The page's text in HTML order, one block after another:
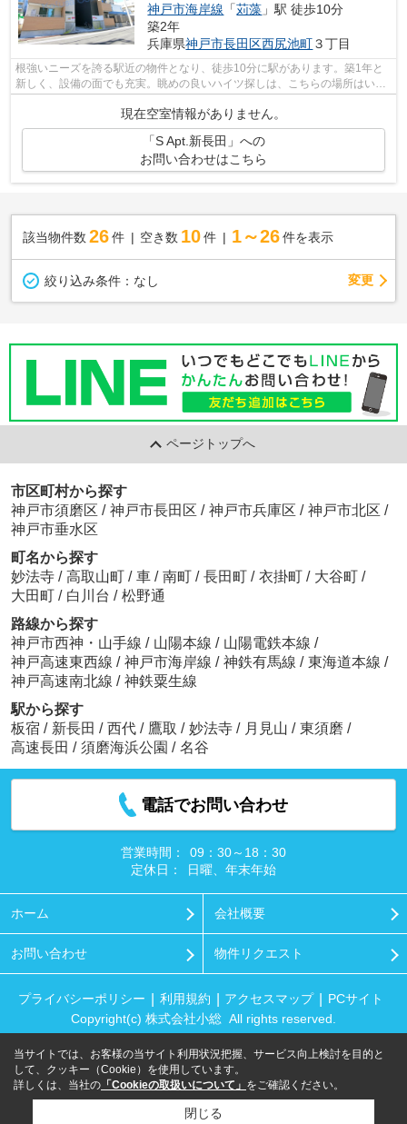
神戸市海岸線 「苅藻 」駅 徒歩10分
築2年
兵庫県神戸市長田区西尻池町３丁目
根強いニーズを誇る駅近の物件となり、徒歩10分に駅があります。築1年と
新しく、設備の面でも充実。眺めの良いハイツ探しは、こちらの場所はいか
がですか。日が当たるハイツです。神戸...
現在空室情報がありません。
「S Apt.新長田」への
お問い合わせはこちら
該当物件数 26件 空き数 10 件 1～26 件を表示
絞り込み条件： なし 変更
ページトップへ
市区町村から探す
神戸市須磨区 / 神戸市長田区 / 神戸市兵庫区 / 神戸市北区 /
神戸市垂水区
町名から探す
妙法寺 / 高取山町 / 車 / 南町 / 長田町 / 衣掛町 / 大谷町 /
大田町 / 白川台 / 松野通
路線から探す
神戸市西神・山手線 / 山陽本線 / 山陽電鉄本線 /
神戸高速東西線 / 神戸市海岸線 / 神鉄有馬線 / 東海道本線 /
神戸高速南北線 / 神鉄粟生線
駅から探す
板宿 / 新長田 / 西代 / 鷹取 / 妙法寺 / 月見山 / 東須磨 /
高速長田 / 須磨海浜公園 / 名谷
電話でお問い合わせ
営業時間：
09：30～18：30
定休日：
日曜、年末年始
ホーム 会社概要
お問い合わせ 物件リクエスト
プライバシーポリシー 利用規約 アクセスマップ
PCサイト
Copyright(c) 株式会社小総 All rights reserved.
当サイトでは、お客様の当サイト利用状況把握、サービス向上検討を目的と
して、クッキー（Cookie）を使用しています。
詳しくは、当社の 「Cookieの取扱いについて」 をご確認ください。
閉じる